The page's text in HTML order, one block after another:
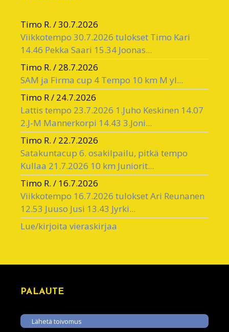
Timo R. /30.7.2026
Viikkotempo 30.7.2026 tulokset Timo Kari
14.46 Pekka Saari 15.34 Joonas...
Timo R. / 28.7.2026
SAM ja Firma cup 4 Tempo 10 km M yl...
Timo R/ 24.7.2026
Lattis tempo 23.7.2026 1.Juho Keskinen 14.07
2.J-M Mannerkorpi 14.43 3.Joni...
Timo R. / 22.7.2026
Satakuntacup 6. osakilpailu, pitkä tempo
Kullaa 21.7.2026 10 km Juniorit...
Timo R. / 16.7.2026
Viikkotempo 16.7.2026 tulokset Ari Reunanen
12.53 Juuso Jusi 13.43 Jyrki...
Lue/kirjoita vieraskirjaa
PALAUTE
Lähetä toivomus